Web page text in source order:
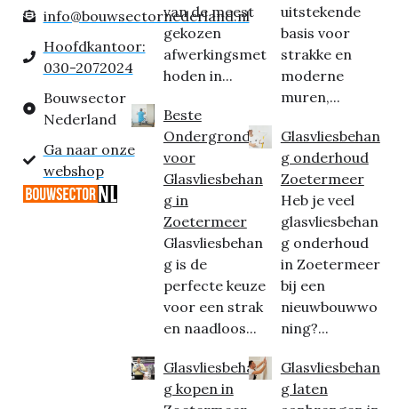
info@bouwsectornederland.nl
Hoofdkantoor:
030-2072024
Bouwsector
Nederland
Ga naar onze
webshop
van de meest
gekozen
afwerkingsmet
hoden in...
Beste
Ondergrond
voor
Glasvliesbehan
g in
Zoetermeer
Glasvliesbehan
g is de
perfecte keuze
voor een strak
en naadloos...
Glasvliesbehan
g kopen in
uitstekende
basis voor
strakke en
moderne
muren,...
Glasvliesbehan
g onderhoud
Zoetermeer
Heb je veel
glasvliesbehan
g onderhoud
in Zoetermeer
bij een
nieuwbouwwo
ning?...
Glasvliesbehan
g laten